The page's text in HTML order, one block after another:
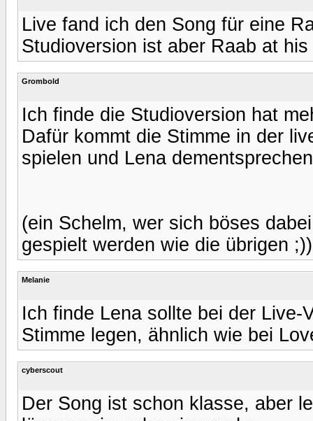
Live fand ich den Song für eine
Studioversion ist aber Raab at
Grombold
Ich finde die Studioversion hat
Dafür kommt die Stimme in der
spielen und Lena
(ein Schelm, wer sich böses
gespielt werden wie die übrigen ;))
Melanie
Ich finde Lena sollte bei der Live-
Stimme legen, ähnlich wie bei
cyberscout
Der Song ist schon klasse, aber